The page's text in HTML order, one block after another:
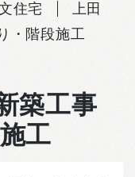
住宅
上田
階段施工
築工事
工